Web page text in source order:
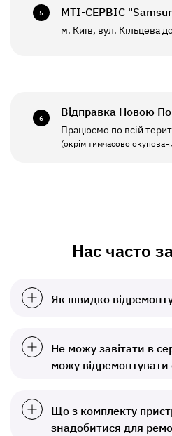
До цього відділення
+380(67)550-7639
5 МТI-СЕРВІС
м. Київ, вул. Кільцева
+380(67)550-7641
ПН - ПТ
СБ - НД
11:00 - 19:00
6 Відправка Новою
Працюємо по всій
(окрім тимчасово
Нас часто
Як швидко
Не можу завітати в
можу відремонтувати
Що з комплекту
знадобитися для